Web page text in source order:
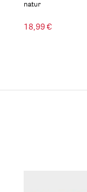
natur
18,99 €